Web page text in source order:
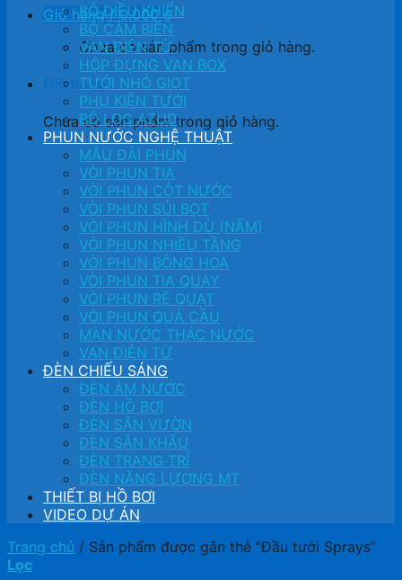
Giỏ hàng /0.000₫
Chưa có sản phẩm trong giỏ hàng.
Giỏ hàng
Chưa có sản phẩm trong giỏ hàng.
BỘ ĐIỀU KHIỂN
BỘ CẢM BIẾN
VAN ĐIỆN TỪ
HỘP ĐỰNG VAN BOX
TƯỚI NHỎ GIỌT
PHỤ KIỆN TƯỚI
BỘ LỌC AZUD
PHUN NƯỚC NGHỆ THUẬT
MẪU ĐÀI PHUN
VÒI PHUN TIA
VÒI PHUN CỘT NƯỚC
VÒI PHUN SỦI BỌT
VÒI PHUN HÌNH DÙ (NẤM)
VÒI PHUN NHIỀU TẦNG
VÒI PHUN BÔNG HOA
VÒI PHUN TIA QUAY
VÒI PHUN RẼ QUẠT
VÒI PHUN QUẢ CẦU
MÀN NƯỚC THÁC NƯỚC
VAN ĐIỆN TỪ
ĐÈN CHIẾU SÁNG
ĐÈN ÂM NƯỚC
ĐÈN HỒ BƠI
ĐÈN SÂN VƯỜN
ĐÈN SÂN KHẤU
ĐÈN TRANG TRÍ
ĐÈN NĂNG LƯỢNG MT
THIẾT BỊ HỒ BƠI
VIDEO DỰ ÁN
Trang chủ / Sản phẩm được gắn thẻ “Đầu tưới Sprays”
Lọc